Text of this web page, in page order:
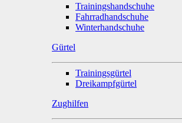
Trainingshandschuhe
Fahrradhandschuhe
Winterhandschuhe
Gürtel
Trainingsgürtel
Dreikampfgürtel
Zughilfen